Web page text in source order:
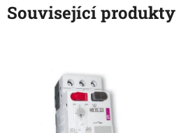
Související produkty